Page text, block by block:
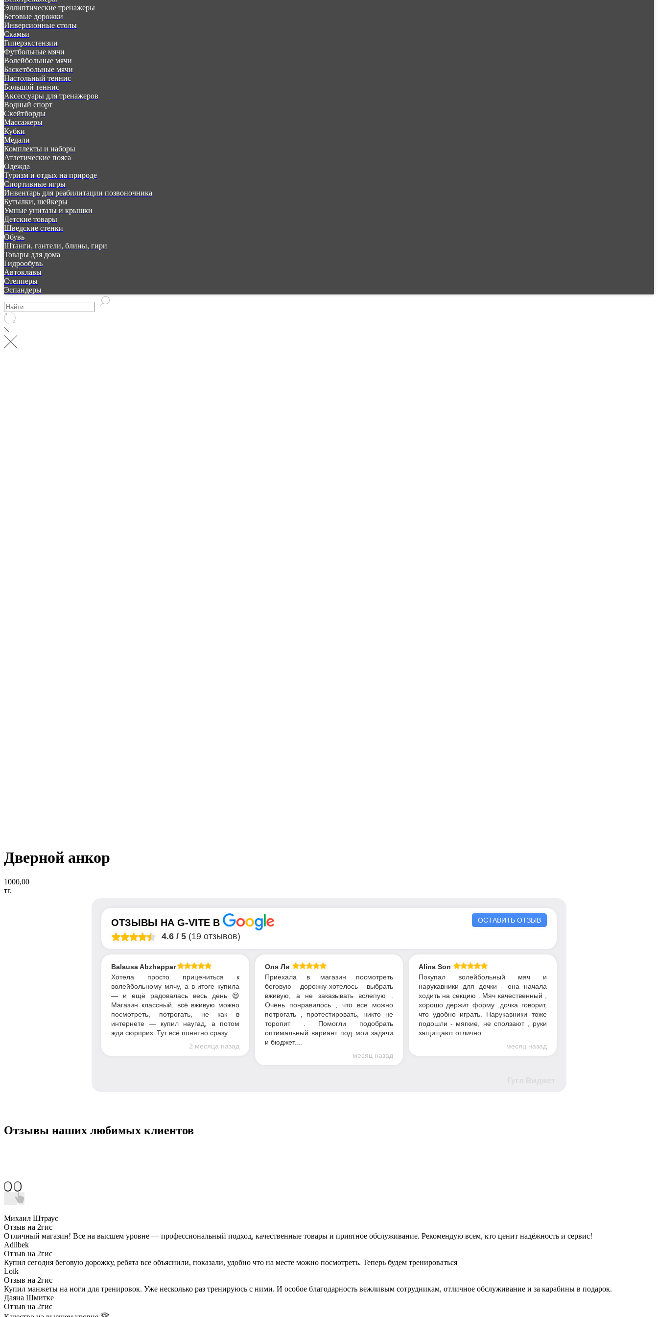
Эллиптические тренажеры
Беговые дорожки
Инверсионные столы
Скамьи
Гиперэкстензии
Футбольные мячи
Волейбольные мячи
Баскетбольные мячи
Настольный теннис
Большой теннис
Аксессуары для тренажеров
Водный спорт
Скейтборды
Массажеры
Кубки
Медали
Комплекты и наборы
Атлетические пояса
Одежда
Туризм и отдых на природе
Спортивные игры
Инвентарь для реабилитации позвоночника
Бутылки, шейкеры
Умные унитазы и крышки
Детские товары
Шведские стенки
Обувь
Штанги, гантели, блины, гири
Товары для дома
Гидрообувь
Автоклавы
Степперы
Эспандеры
Дверной анкор
1000,00
тг.
ОТЗЫВЫ НАG-VITE В
4.6 /5 (19 отзывов)
ОСТАВИТЬ ОТЗЫВ
Balausa Abzhapparova
Хотела просто прицениться к
волейбольному мячу, а в итоге купила
— и ещё радовалась весь день 😄
Магазин классный, всё вживую можно
посмотреть, потрогать, не как в
интернете — купил наугад, а потом
жди сюрприз. Тут всё понятно сразу....
2 месяца назад
Оля Ли
Приехала в магазин посмотреть
беговую дорожку-хотелось выбрать
вживую, а не заказывать вслепую .
Очень понравилось , что все можно
потрогать , протестировать, никто не
торопит . Помогли подобрать
оптимальный вариант под мои задачи
и бюджет....
месяц назад
Alina Son
Покупал волейбольный мяч и
нарукавники для дочки - она начала
ходить на секцию . Мяч качественный ,
хорошо держит форму ,дочка говорит,
что удобно играть. Нарукавники тоже
подошли - мягкие, не сползают , руки
защищают отлично....
месяц назад
Отзывы наших любимых клиентов
Михаил Штраус
Отзыв на 2гис
Отличный магазин! Все на высшем уровне — профессиональный подход, качественные товары и приятное обслуживание. Рекомендую всем, кто ценит надёжность и сервис!
Adilbek
Отзыв на 2гис
Купил сегодня беговую дорожку, ребята все объяснили, показали, удобно что на месте можно посмотреть. Теперь будем тренироваться
Loik
Отзыв на 2гис
Купил манжеты на ноги для тренировок. Уже несколько раз тренируюсь с ними. И особое благодарность вежливым сотрудникам, отличное обслуживание и за карабины в подарок.
Даяна Шмитке
Отзыв на 2гис